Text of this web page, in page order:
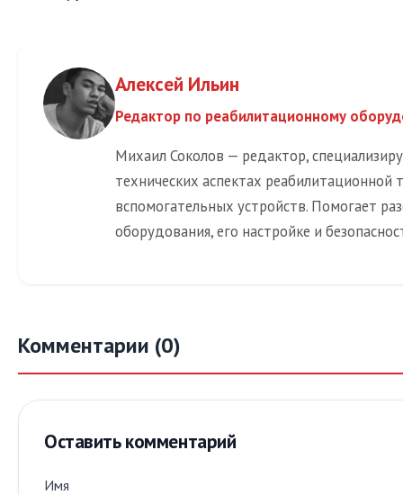
Алексей Ильин
Редактор по реабилитационному
Михаил Соколов — редактор,
технических аспектах реабилитационной
вспомогательных устройств. Помогает
оборудования, его настройке и
Комментарии (0)
Оставить комментарий
Имя